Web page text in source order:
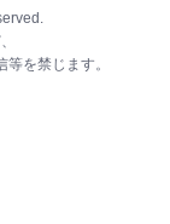
を禁じます。